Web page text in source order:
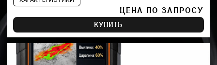
ЦЕНА ПО ЗАПРОСУ
КУПИТЬ